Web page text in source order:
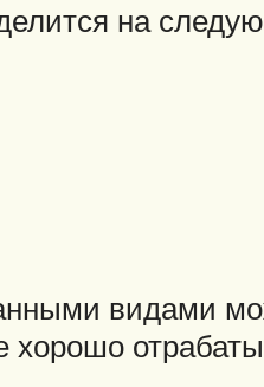
на
видами
хорошо